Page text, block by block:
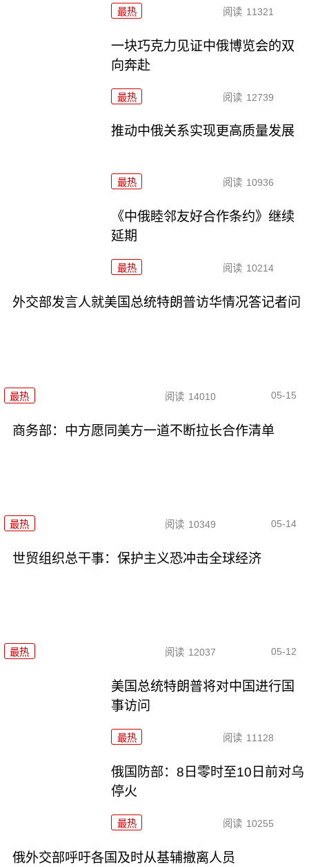
最热 阅读 11321
一块巧克力见证中俄博览会的双
向奔赴
最热 阅读 12739
推动中俄关系实现更高质量发展
最热 阅读 10936
《中俄睦邻友好合作条约》继续
延期
最热 阅读 10214
外交部发言人就美国总统特朗普访华情况答记者问
最热 阅读 14010 05-15
商务部：中方愿同美方一道不断拉长合作清单
最热 阅读 10349 05-14
世贸组织总干事：保护主义恐冲击全球经济
最热 阅读 12037 05-12
美国总统特朗普将对中国进行国
事访问
最热 阅读 11128
俄国防部：8日零时至10日前对乌
停火
最热 阅读 10255
俄外交部呼吁各国及时从基辅撤离人员